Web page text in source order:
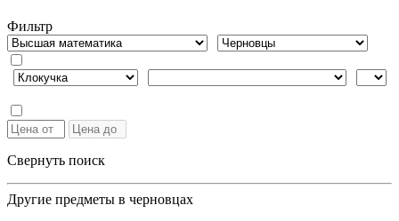
Фильтр
Свернуть поиск
Другие предметы в черновцах